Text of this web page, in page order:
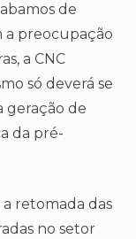
de
a preocupação
a CNC
só deverá se
geração de
da pré-
retomada das
no setor